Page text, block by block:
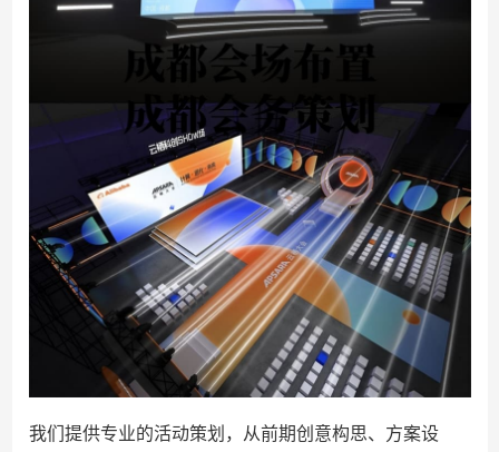
我们提供专业的活动策划，从前期创意构思、方案设